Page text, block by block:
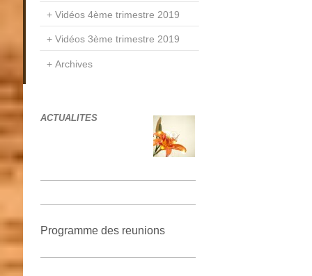
Vidéos 4ème trimestre 2019
Vidéos 3ème trimestre 2019
Archives
ACTUALITES
Programme des reunions